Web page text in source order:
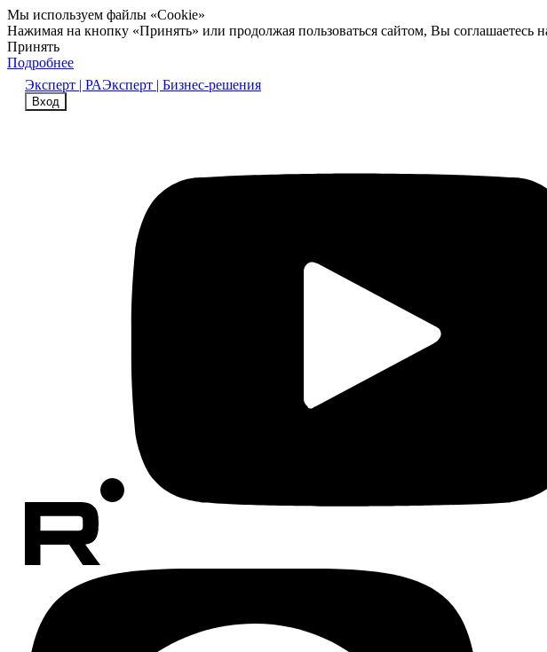
Мы используем файлы «Cookie»
Нажимая на кнопку «Принять» или продолжая пользоваться сайтом, Вы
Принять
Подробнее
Эксперт | РАЭксперт | Бизнес-решения
Вход